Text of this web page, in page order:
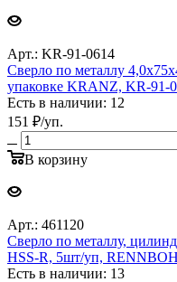
Арт.: KR-91-0614
Сверло по металлу
упаковке KRANZ, KR-91-
Есть в наличии: 12
151 ₽/уп.
В корзину
Арт.: 461120
Сверло по металлу,
HSS-R, 5шт/уп,
Есть в наличии: 13